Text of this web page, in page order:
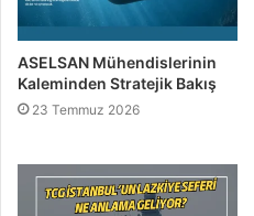
ASELSAN Mühendislerinin
Kaleminden Stratejik Bakış
23 Temmuz 2026